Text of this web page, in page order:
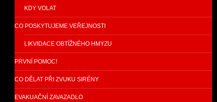
KDY VOLAT
CO POSKYTUJEME VEŘEJNOSTI
LIKVIDACE OBTÍŽNÉHO HMYZU
PRVNÍ POMOC!
CO DĚLAT PŘI ZVUKU SIRÉNY
EVAKUAČNÍ ZAVAZADLO